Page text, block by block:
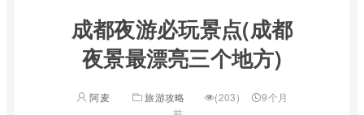
成都夜游必玩景点(成都
夜景最漂亮三个地方)
阿麦 旅游攻略 (203)
9个月